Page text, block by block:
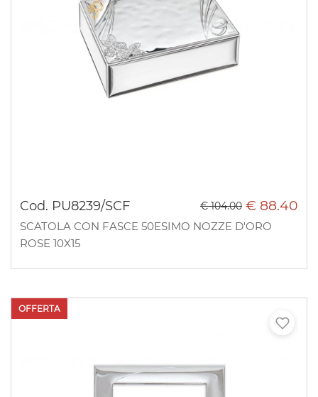
Cod. PU8239/SCF € 88.40
€ 104.00
SCATOLA CON FASCE 50ESIMO NOZZE D'ORO
ROSE 10X15